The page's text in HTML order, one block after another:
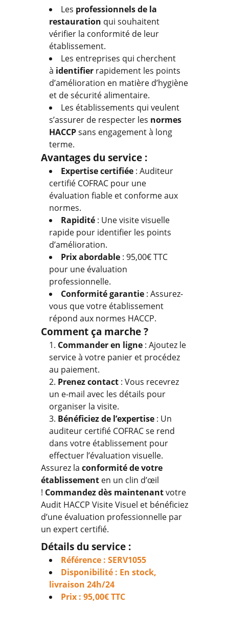
Les professionnels de la
restauration qui souhaitent
vérifier la conformité de leur
établissement.
Les entreprises qui cherchent
à identifier rapidement les points
d’amélioration en matière d’hygiène
et de sécurité alimentaire.
Les établissements qui veulent
s’assurer de respecter les normes
HACCPsans engagement à long
terme.
Avantages du service :
Expertise certifiée : Auditeur
certifié COFRAC pour une
évaluation fiable et conforme aux
normes.
Rapidité : Une visite visuelle
rapide pour identifier les points
d’amélioration.
Prix abordable : 95,00€ TTC
pour une évaluation
professionnelle.
Conformité garantie : Assurez-
vous que votre établissement
répond aux normes HACCP.
Comment ça marche ?
Commander en ligne : Ajoutez le
service à votre panier et procédez
au paiement.
Prenez contact : Vous recevrez
un e-mail avec les détails pour
organiser la visite.
Bénéficiez de l’expertise : Un
auditeur certifié COFRAC se rend
dans votre établissement pour
effectuer l’évaluation visuelle.
Assurez la conformité de votre
établissement en un clin d’œil
! Commandez dès maintenantvotre
Audit HACCP Visite Visuel et bénéficiez
d’une évaluation professionnelle par
un expert certifié.
Détails du service :
Référence : SERV1055
Disponibilité : En stock,
livraison 24h/24
Prix : 95,00€ TTC